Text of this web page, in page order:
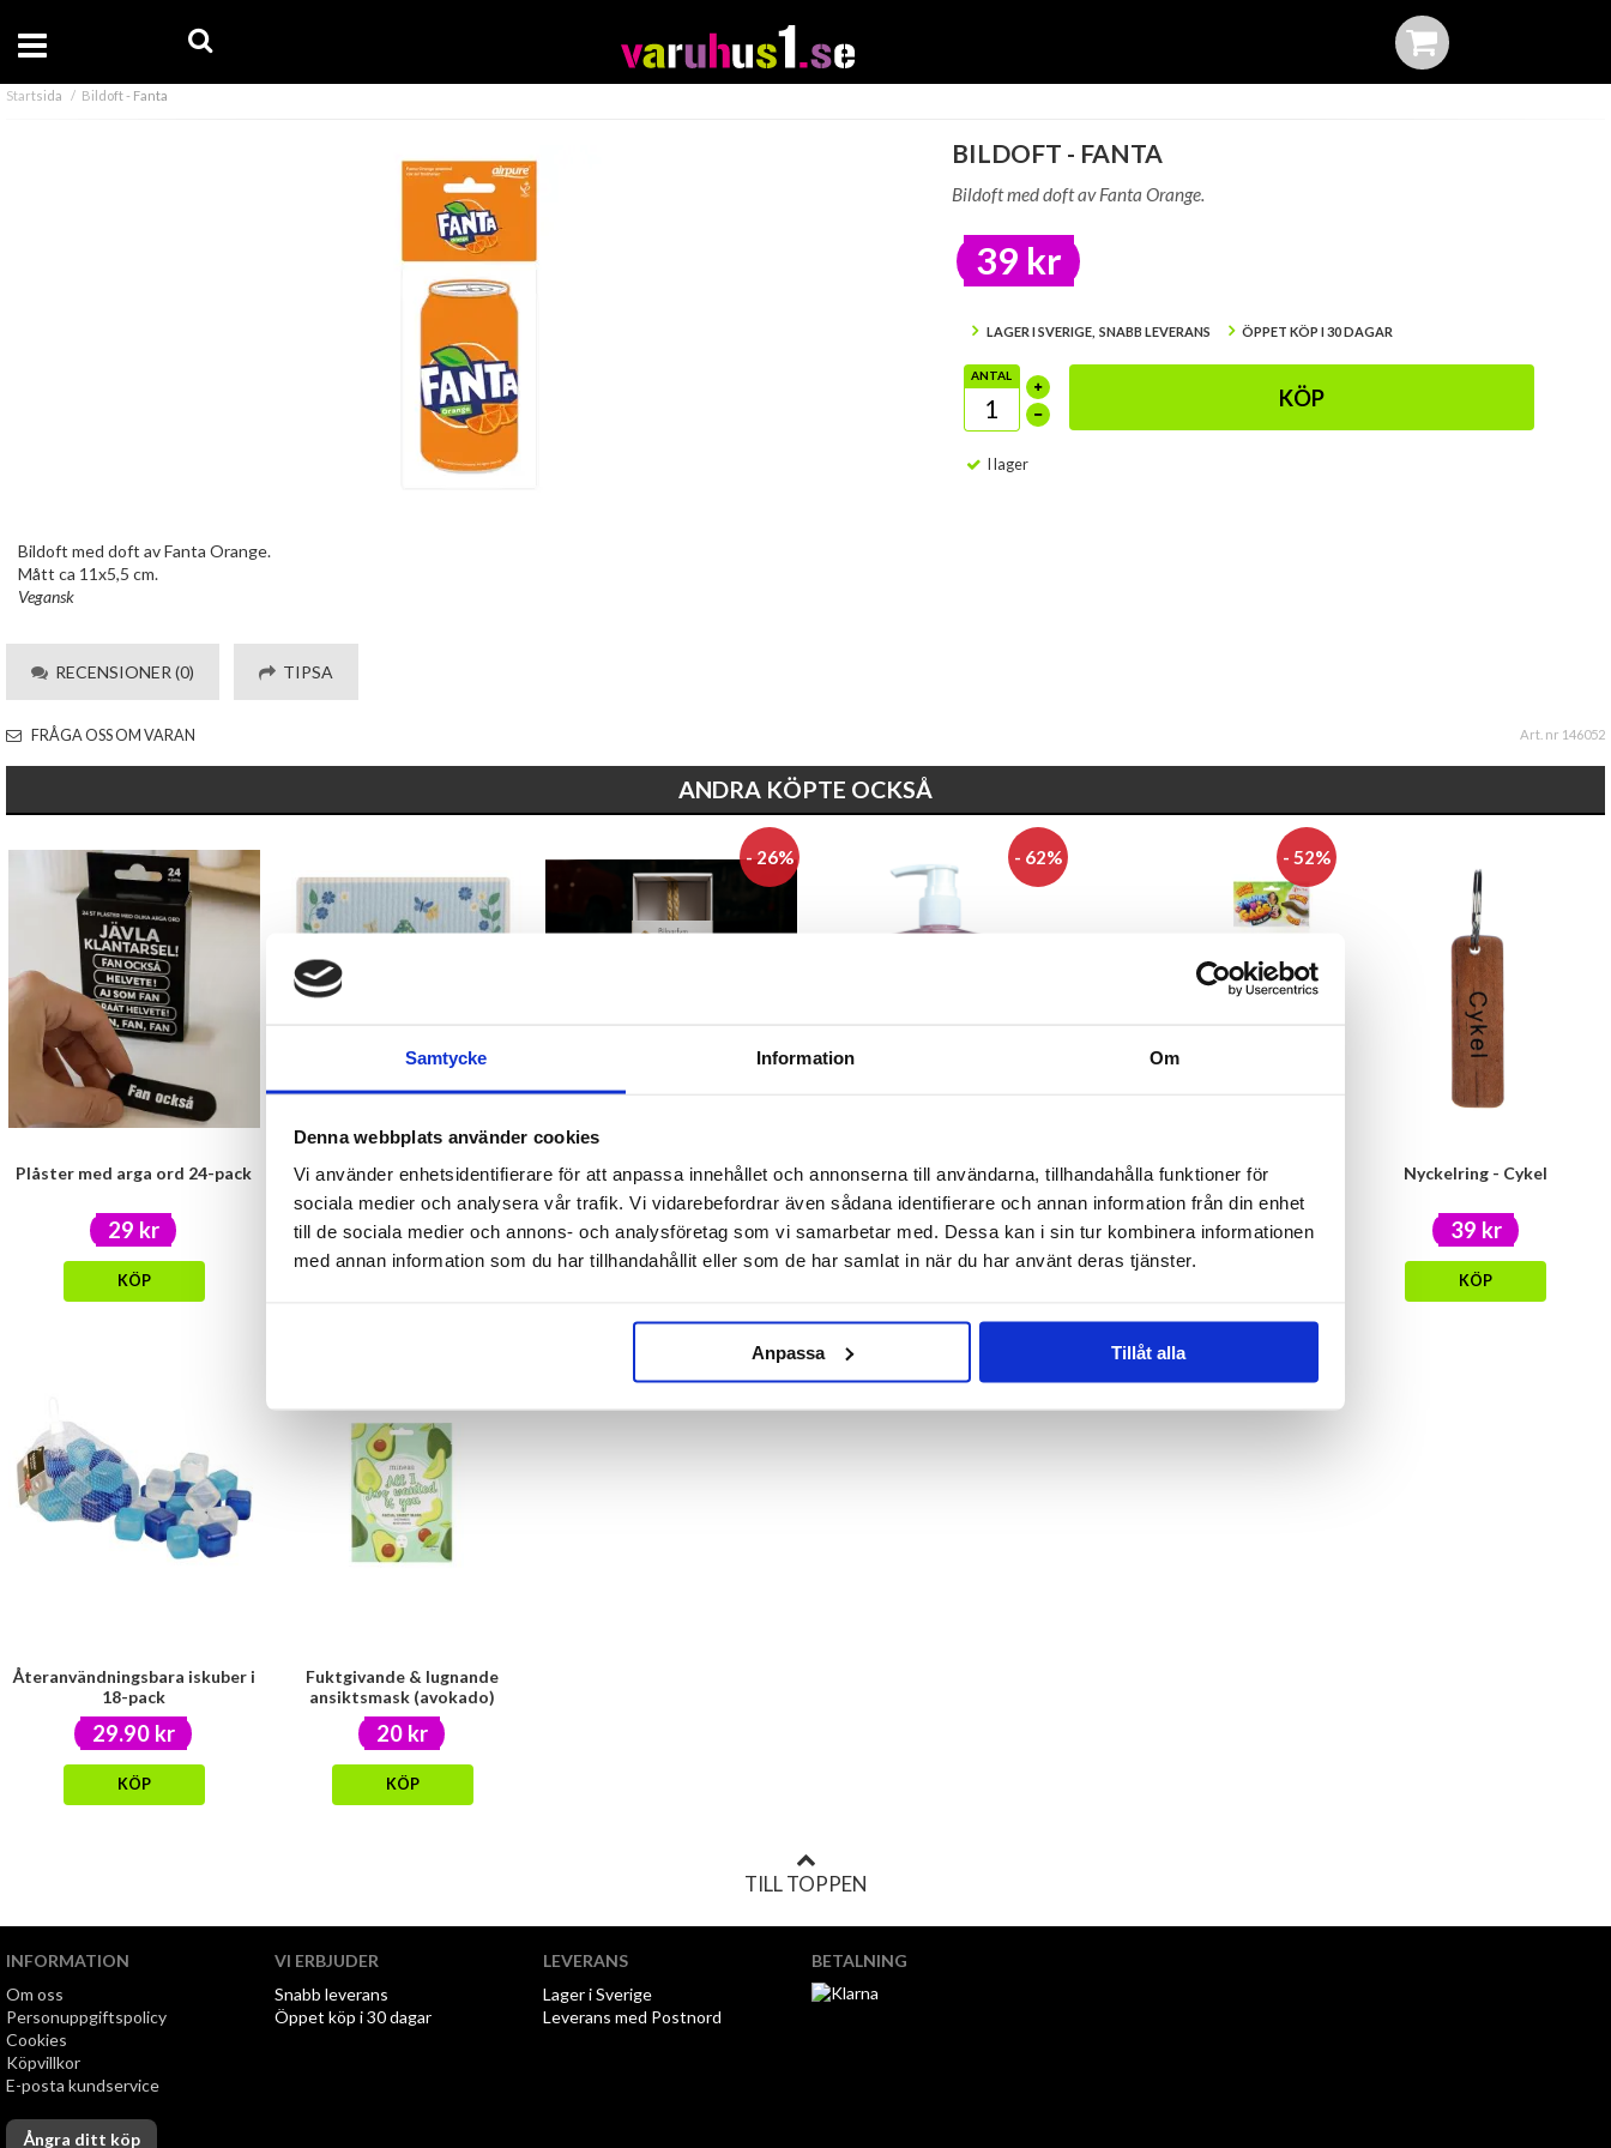
Samtycke Information Om
Denna webbplats använder cookies
Vi använder enhetsidentifierare för att anpassa innehållet och annonserna till användarna, tillhandahålla funktioner för
sociala medier och analysera vår trafik. Vi vidarebefordrar även sådana identifierare och annan information från din enhet
till de sociala medier och annons- och analysföretag som vi samarbetar med. Dessa kan i sin tur kombinera informationen
med annan information som du har tillhandahållit eller som de har samlat in när du har använt deras tjänster.
Anpassa Tillåt alla
Startsida Bildoft - Fanta
BILDOFT - FANTA
Bildoft med doft av Fanta Orange.
39 kr
LAGER I SVERIGE, SNABB LEVERANS ÖPPET KÖP I 30 DAGAR
ANTAL
KÖP
I lager
Bildoft med doft av Fanta Orange.
Mått ca 11x5,5 cm.
Vegansk
RECENSIONER (0) TIPSA
FRÅGA OSS OM VARAN Art. nr 146052
ANDRA KÖPTE OCKSÅ
Plåster med arga ord 24-pack
29 kr
KÖP
Disktrasa Midsommar
29 kr
- 26%
Doft till bilen -Snus
39 kr29 kr
- 62%
Duschtvål - Bates Motel
39 kr15 kr
- 52%
Skämt- Poo
39.90 kr19 kr
Nyckelring - Cykel
39 kr
KÖP
Återanvändningsbara iskuber i
18-pack
29.90 kr
KÖP
Fuktgivande & lugnande
ansiktsmask (avokado)
20 kr
KÖP
TILL TOPPEN
INFORMATION
Om oss
Personuppgiftspolicy
Cookies
Köpvillkor
E-posta kundservice
Ångra ditt köp
VI ERBJUDER
Snabb leverans
Öppet köp i 30 dagar
LEVERANS
Lager i Sverige
Leverans med Postnord
BETALNING